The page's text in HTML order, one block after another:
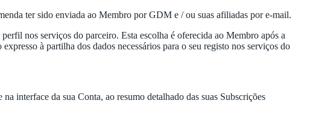
ter sido enviada ao Membro por GDM e / ou suas afiliadas por e-mail.
nos serviços do parceiro. Esta escolha é oferecida ao Membro após a
à partilha dos dados necessários para o seu registo nos serviços do
interface da sua Conta, ao resumo detalhado das suas Subscrições